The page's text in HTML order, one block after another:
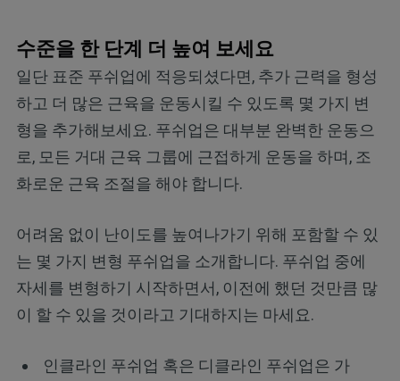
수준을 한 단계 더 높여 보세요
일단 표준 푸쉬업에 적응되셨다면, 추가 근력을 형성
하고 더 많은 근육을 운동시킬 수 있도록 몇 가지 변
형을 추가해보세요. 푸쉬업은 대부분 완벽한 운동으
로, 모든 거대 근육 그룹에 근접하게 운동을 하며, 조
화로운 근육 조절을 해야 합니다.
어려움 없이 난이도를 높여나가기 위해 포함할 수 있
는 몇 가지 변형 푸쉬업을 소개합니다. 푸쉬업 중에
자세를 변형하기 시작하면서, 이전에 했던 것만큼 많
이 할 수 있을 것이라고 기대하지는 마세요.
인클라인 푸쉬업 혹은 디클라인 푸쉬업은 가